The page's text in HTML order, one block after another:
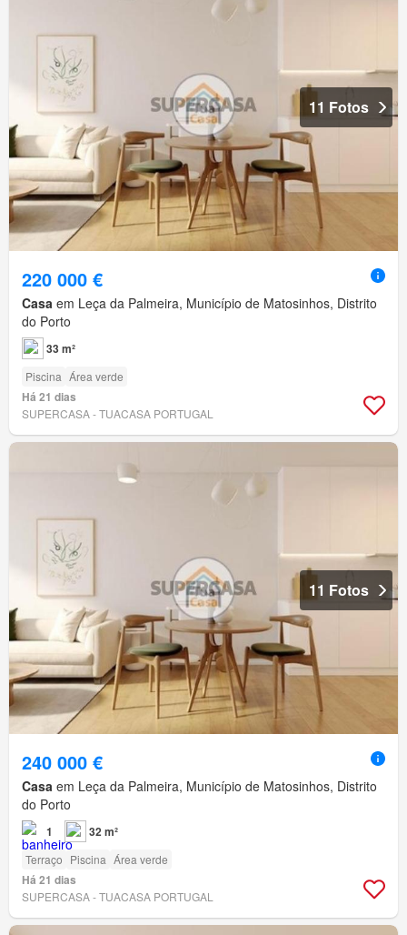
11 Fotos
220 000 €
Casa em Leça da Palmeira, Município de Matosinhos, Distrito
do Porto
33 m²
Piscina Área verde
Há 21 dias
SUPERCASA - TUACASA PORTUGAL
11 Fotos
240 000 €
Casa em Leça da Palmeira, Município de Matosinhos, Distrito
do Porto
1 32 m²
Terraço Piscina Área verde
Há 21 dias
SUPERCASA - TUACASA PORTUGAL